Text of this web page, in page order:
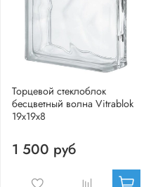
Торцевой стеклоблок
бесцветный волна Vitrablok
19x19x8
1 500 руб